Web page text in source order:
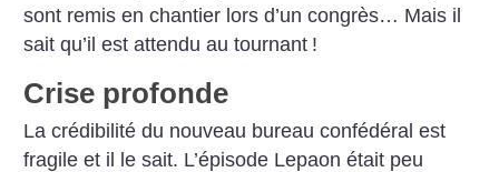
sont remis en chantier lors d’un congrès… Mais il
sait qu’il est attendu au tournant !
Crise profonde
La crédibilité du nouveau bureau confédéral est
fragile et il le sait. L’épisode Lepaon était peu